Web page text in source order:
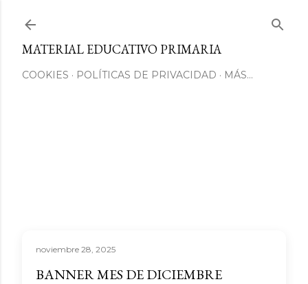
MATERIAL EDUCATIVO PRIMARIA
COOKIES POLÍTICAS DE PRIVACIDAD MÁS…
noviembre 28, 2025
BANNER MES DE DICIEMBRE